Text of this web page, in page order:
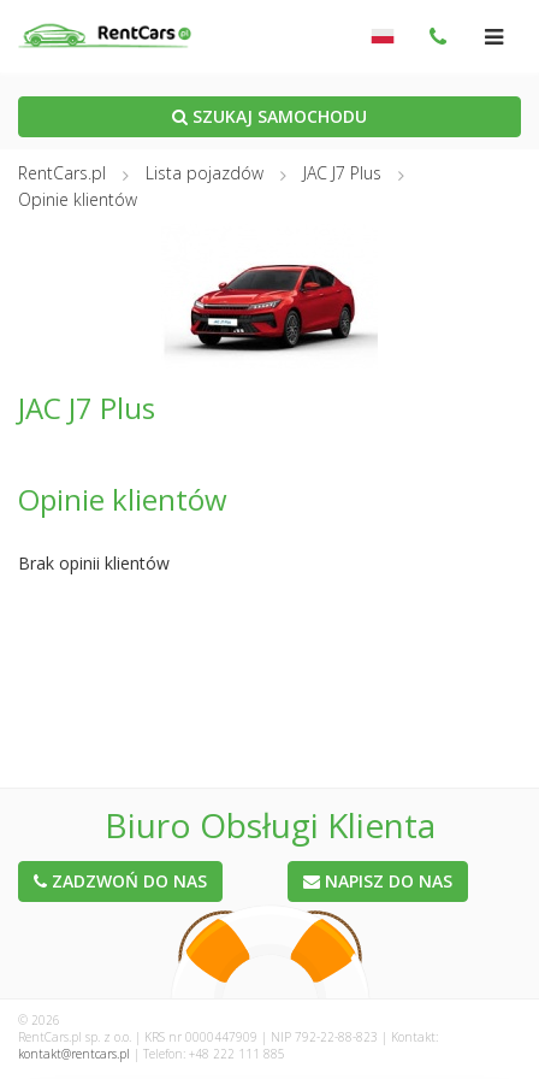
SZUKAJ SAMOCHODU
RentCars.pl Lista pojazdów
JAC J7 Plus
Opinie klientów
JAC J7 Plus
Opinie klientów
Brak opinii klientów
Biuro Obsługi Klienta
ZADZWOŃ DO NAS NAPISZ DO NAS
© 2026
RentCars.pl sp. z o.o. | KRS nr 0000447909 | NIP 792-22-88-823 | Kontakt:
kontakt@rentcars.pl | Telefon: +48 222 111 885